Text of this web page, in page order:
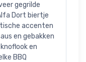
gegrilde
Dort biertje
accenten
en gebakken
en
BBQ